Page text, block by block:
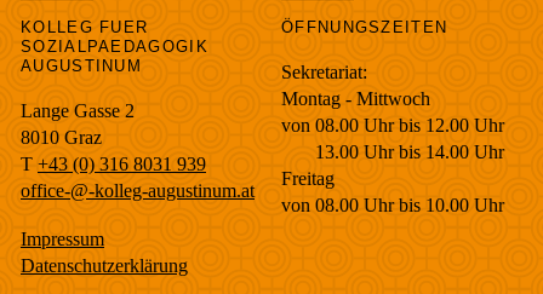
KOLLEG FUER
SOZIALPAEDAGOGIK
AUGUSTINUM
Lange Gasse 2
8010 Graz
T +43 (0) 316 8031 939
office-@-kolleg-augustinum.at
Impressum
Datenschutzerklärung
ÖFFNUNGSZEITEN
Sekretariat:
Montag - Mittwoch
von 08.00 Uhr bis 12.00 Uhr
13.00 Uhr bis 14.00 Uhr
Freitag
von 08.00 Uhr bis 10.00 Uhr